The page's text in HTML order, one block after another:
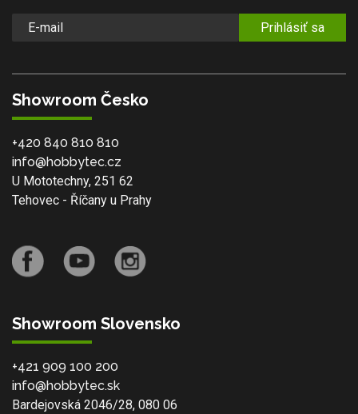
Prihlásiť sa
Showroom Česko
+420 840 810 810
info@hobbytec.cz
U Mototechny, 251 62
Tehovec - Říčany u Prahy
Showroom Slovensko
+421 909 100 200
info@hobbytec.sk
Bardejovská 2046/28, 080 06